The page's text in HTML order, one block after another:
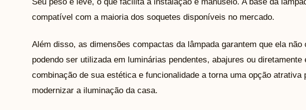
compatível com a maioria dos soquetes disponíveis no mercado.
Além disso, as dimensões compactas da lâmpada garantem que ela não
podendo ser utilizada em luminárias pendentes, abajures ou diretamente
combinação de sua estética e funcionalidade a torna uma opção atrativa
modernizar a iluminação da casa.